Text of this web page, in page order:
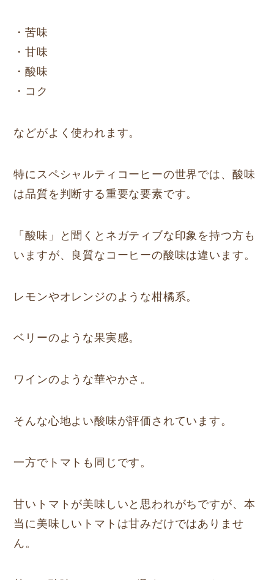
・苦味
・甘味
・酸味
・コク
などがよく使われます。
特にスペシャルティコーヒーの世界では、酸味
は品質を判断する重要な要素です。
「酸味」と聞くとネガティブな印象を持つ方も
いますが、良質なコーヒーの酸味は違います。
レモンやオレンジのような柑橘系。
ベリーのような果実感。
ワインのような華やかさ。
そんな心地よい酸味が評価されています。
一方でトマトも同じです。
甘いトマトが美味しいと思われがちですが、本
当に美味しいトマトは甘みだけではありませ
ん。